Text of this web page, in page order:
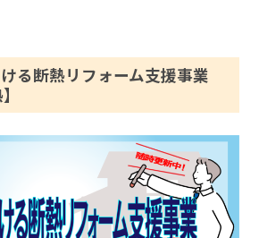
る断熱リフォーム支援事業